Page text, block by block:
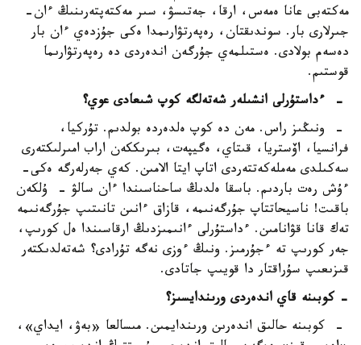
مەكتەبى عانا ەمەس، ارقا، جەتىسۋ، سىر مەكتەپتەرىنىڭ ءان-
جىرلارى بار. سوندىقتان، رەپەرتۋارىمدا ەكى جۇزدەي ءان بار
دەسەم بولادى. ەستىلمەي جۇرگەن اندەردى دە رەپەرتۋارىما
قوستىم.
- ءداستۇرلى انشىلەر شەتەلگە كوپ شىعادى عوي؟
- ونىڭىز راس. مەن دە كوپ ەلدەردە بولدىم. تۇركيا،
فرانسيا، اۆستريا، قىتاي، ەگيپەت، بىرىككەن اراب امىرلىكتەرى
سەكىلدى مەملەكەتتەردى اتاپ ايتا الامىن. كەي جەرلەرگە ەكى-
ءۇش رەت باردىم. باسقا ەلدىڭ ساحناسىندا ءان سالۋ - ۇلكەن
باقىت! ناسيحاتتاپ جۇرگەنىمە، قازاق ءانىن تانىتىپ جۇرگەنىمە
تەك قانا قۋانامىن. ءداستۇرلى ءانىمىزدىڭ ارقاسىندا ەل كورىپ،
جەر كورىپ تە ءجۇرمىز. ونىڭ ءوزى نەگە تۇرادى؟ شەتەلدىكتەر
قىزىعىپ سۇراقتار دا قويىپ جاتادى.
- كوبىنە قاي اندەردى ورىندايسىز؟
- كوبىنە حالىق اندەرىن ورىندايمىن. مىسالعا «بەۋ، ايداي»،